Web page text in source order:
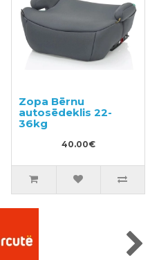
Zopa Bērnu
autosēdeklis 22-
36kg
40.00€